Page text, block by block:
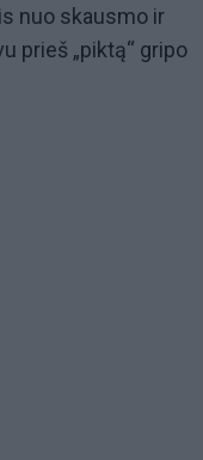
nuo skausmo ir
prieš „piktą“ gripo